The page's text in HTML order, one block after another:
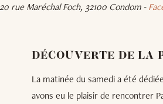
rue Maréchal Foch, 32100 Condom -
DÉCOUVERTE DE LA
La matinée du samedi a été
avons eu le plaisir de rencontrer